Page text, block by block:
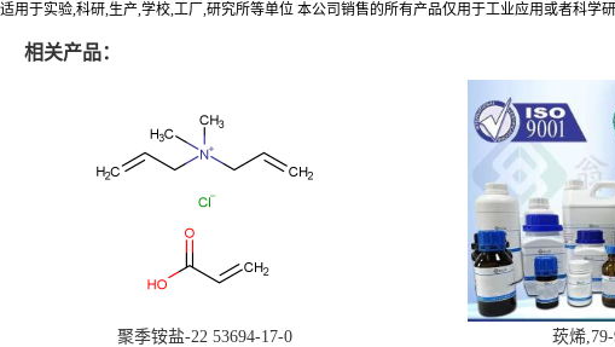
适用于实验,科研,生产,学校,工厂,研究所等单位 本公司销售的所有产品仅用于工业应用或者科学
相关产品：
聚季铵盐-22 53694-17-0 莰烯